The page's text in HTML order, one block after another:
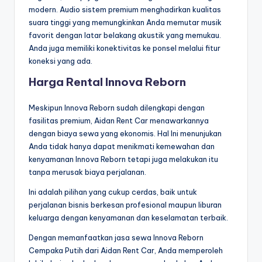
modern. Audio sistem premium menghadirkan kualitas
suara tinggi yang memungkinkan Anda memutar musik
favorit dengan latar belakang akustik yang memukau.
Anda juga memiliki konektivitas ke ponsel melalui fitur
koneksi yang ada.
Harga Rental Innova Reborn
Meskipun Innova Reborn sudah dilengkapi dengan
fasilitas premium, Aidan Rent Car menawarkannya
dengan biaya sewa yang ekonomis. Hal Ini menunjukan
Anda tidak hanya dapat menikmati kemewahan dan
kenyamanan Innova Reborn tetapi juga melakukan itu
tanpa merusak biaya perjalanan.
Ini adalah pilihan yang cukup cerdas, baik untuk
perjalanan bisnis berkesan profesional maupun liburan
keluarga dengan kenyamanan dan keselamatan terbaik.
Dengan memanfaatkan jasa sewa Innova Reborn
Cempaka Putih dari Aidan Rent Car, Anda memperoleh